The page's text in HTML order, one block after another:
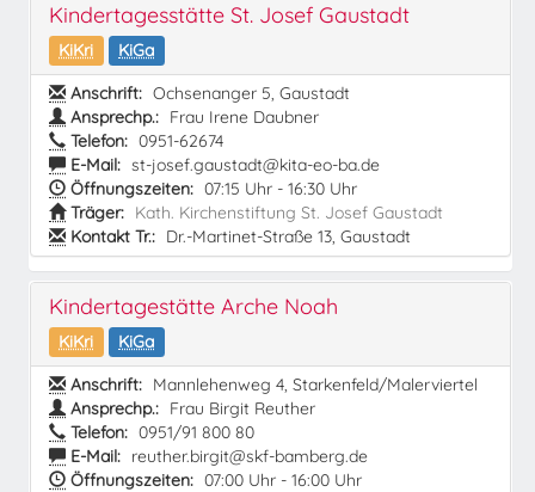
Kindertagesstätte St. Josef Gaustadt
KiKri
KiGa
Anschrift: Ochsenanger 5, Gaustadt
Ansprechp.: Frau Irene Daubner
Telefon: 0951-62674
E-Mail: st-josef.gaustadt@kita-eo-ba.de
Öffnungszeiten: 07:15 Uhr - 16:30 Uhr
Träger: Kath. Kirchenstiftung St. Josef Gaustadt
Kontakt Tr.: Dr.-Martinet-Straße 13, Gaustadt
Kindertagestätte Arche Noah
KiKri
KiGa
Anschrift: Mannlehenweg 4, Starkenfeld/Malerviertel
Ansprechp.: Frau Birgit Reuther
Telefon: 0951/91 800 80
E-Mail: reuther.birgit@skf-bamberg.de
Öffnungszeiten: 07:00 Uhr - 16:00 Uhr